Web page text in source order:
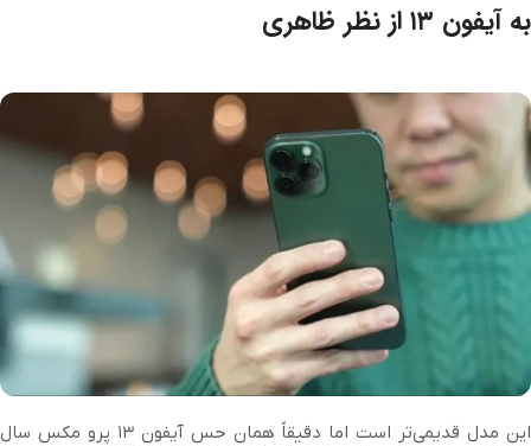
به آیفون ۱۳ از نظر ظاهری
این مدل قدیمی‌تر است اما دقیقاً همان حس آیفون ۱۳ پرو مکس سال